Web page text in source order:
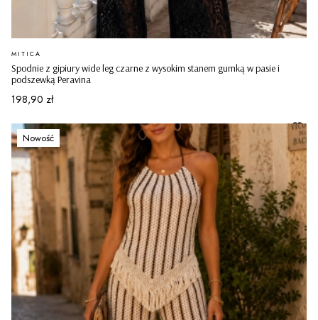
Spodnie z gipiury wide leg czarne z wysokim stanem gumką w pasie i
podszewką Peravina
PRODUCENT
MITICA
Cena
198,90 zł
Nowość